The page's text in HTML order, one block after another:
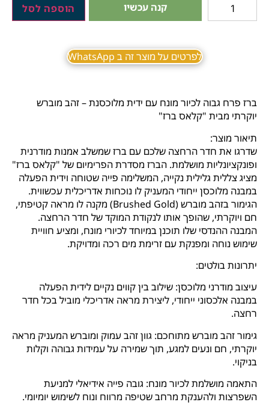
קנה עכשיו הוספה לסל
לפרטים על מוצר זה ב WhatsApp
ברז פרח גבוה לכיור מונח עם ידית מלוכסנת – זהב מוברש
יוקרתי מבית "קלאס ברז"
תיאור מוצר:
שדרגו את חדר הרחצה שלכם עם ברז שמשלב אמנות מודרנית
ופונקציונליות מושלמת. הברז מסדרת הפרימיום של "קלאס ברז"
מציג צללית גלילית נקייה, המשלימה פייה שטוחה וידית הפעלה
במבנה מלוכסן ייחודי המעניק לו נוכחות אדריכלית עכשווית.
הגימור בזהב מוברש (Brushed Gold) מקנה לו מראה קטיפתי,
חם ויוקרתי, שהופך אותו לנקודת המוקד של חדר הרחצה.
המבנה ההנדסי שלו תוכנן במיוחד לכיורי מונח, ומציע חוויית
שימוש נוחה ומפנקת עם זרימת מים רכה ומדויקת.
יתרונות בולטים:
עיצוב מודרני מלוכסן: שילוב בין קווים נקיים לידית הפעלה
במבנה אלכסוני ייחודי, ליצירת מראה אדריכלי מוביל בכל חדר
רחצה.
גימור זהב מוברש מתוחכם: גוון זהב עמוק ומוברש המעניק מראה
יוקרתי, חם ונעים למגע, תוך שמירה על עמידות גבוהה וקלות
בניקוי.
התאמה מושלמת לכיור מונח: גובה פייה אידיאלי למניעת
השפרצות ולהענקת מרחב שטיפה מרווח ונוח לשימוש יומיומי.